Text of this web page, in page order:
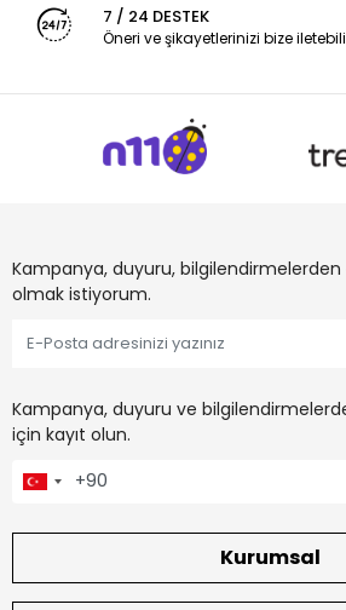
7 / 24 DESTEK
Öneri ve şikayetlerinizi bize
Kampanya, duyuru,
olmak istiyorum.
Kampanya, duyuru ve
için kayıt olun.
Kurumsal